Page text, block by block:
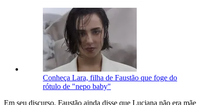
Conheça Lara, filha de Faustão que foge do
rótulo de "nepo baby"
Em seu discurso, Faustão ainda disse que Luciana não era mãe